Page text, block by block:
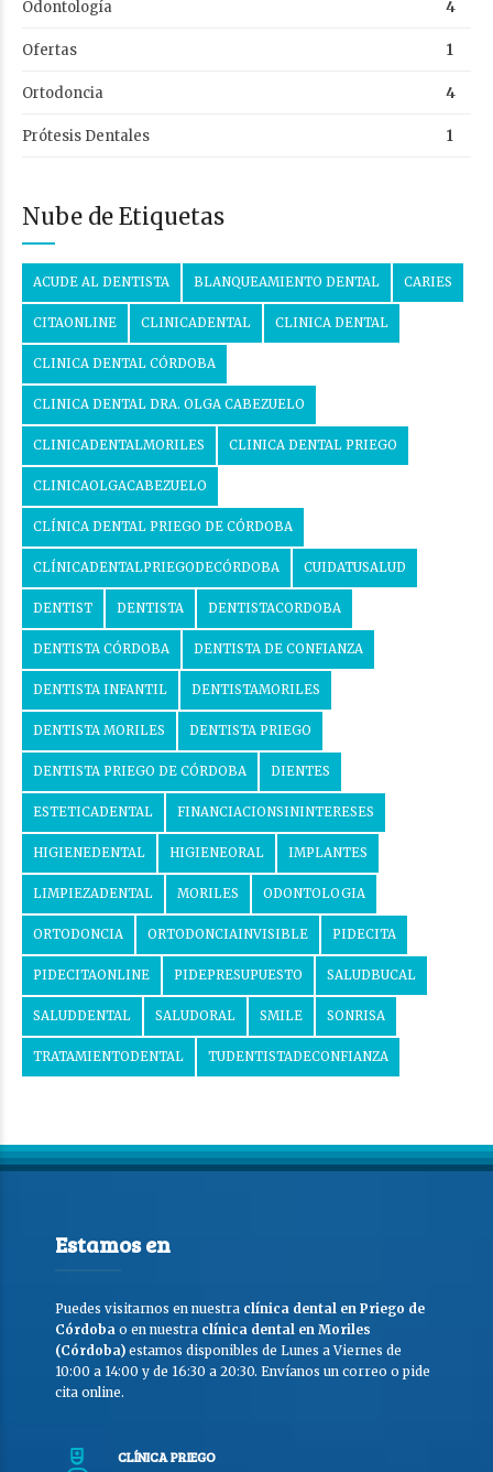
Odontología 4
Ofertas 1
Ortodoncia 4
Prótesis Dentales 1
Nube de Etiquetas
ACUDE AL DENTISTA BLANQUEAMIENTO DENTAL CARIES
CITAONLINE CLINICADENTAL CLINICA DENTAL
CLINICA DENTAL CÓRDOBA
CLINICA DENTAL DRA. OLGA CABEZUELO
CLINICADENTALMORILES CLINICA DENTAL PRIEGO
CLINICAOLGACABEZUELO
CLÍNICA DENTAL PRIEGO DE CÓRDOBA
CLÍNICADENTALPRIEGODECÓRDOBA CUIDATUSALUD
DENTIST DENTISTA DENTISTACORDOBA
DENTISTA CÓRDOBA DENTISTA DE CONFIANZA
DENTISTA INFANTIL DENTISTAMORILES
DENTISTA MORILES DENTISTA PRIEGO
DENTISTA PRIEGO DE CÓRDOBA DIENTES
ESTETICADENTAL FINANCIACIONSININTERESES
HIGIENEDENTAL HIGIENEORAL IMPLANTES
LIMPIEZADENTAL MORILES ODONTOLOGIA
ORTODONCIA ORTODONCIAINVISIBLE PIDECITA
PIDECITAONLINE PIDEPRESUPUESTO SALUDBUCAL
SALUDDENTAL SALUDORAL SMILE SONRISA
TRATAMIENTODENTAL TUDENTISTADECONFIANZA
Estamos en
Puedes visitarnos en nuestra clínica dental en Priego de
Córdoba o en nuestra clínica dental en Moriles
(Córdoba) estamos disponibles de Lunes a Viernes de
10:00 a 14:00 y de 16:30 a 20:30. Envíanos un correo o pide
cita online.
CLÍNICA PRIEGO